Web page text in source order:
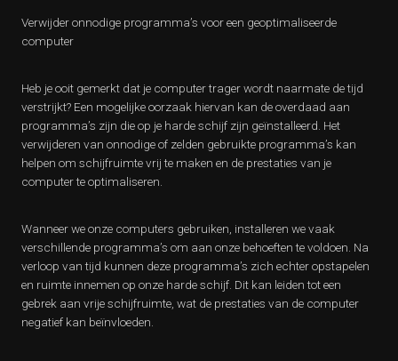
Verwijder onnodige programma’s voor een geoptimaliseerde
computer
Heb je ooit gemerkt dat je computer trager wordt naarmate de tijd
verstrijkt? Een mogelijke oorzaak hiervan kan de overdaad aan
programma’s zijn die op je harde schijf zijn geïnstalleerd. Het
verwijderen van onnodige of zelden gebruikte programma’s kan
helpen om schijfruimte vrij te maken en de prestaties van je
computer te optimaliseren.
Wanneer we onze computers gebruiken, installeren we vaak
verschillende programma’s om aan onze behoeften te voldoen. Na
verloop van tijd kunnen deze programma’s zich echter opstapelen
en ruimte innemen op onze harde schijf. Dit kan leiden tot een
gebrek aan vrije schijfruimte, wat de prestaties van de computer
negatief kan beïnvloeden.